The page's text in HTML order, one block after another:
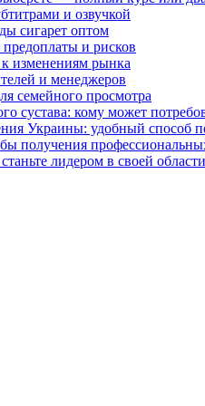
и озвучкой
сигарет оптом
и рисков
к изменениям рынка
и менеджеров
семейного просмотра
сустава: кому может
Украины: удобный способ
получения
лидером в своей